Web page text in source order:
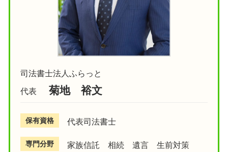
司法書士法人ふらっと
代表
菊地 裕文
保有資格 代表司法書士
専門分野 家族信託 相続 遺言 生前対策